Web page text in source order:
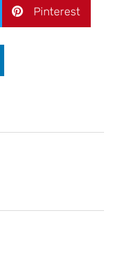
Pinterest